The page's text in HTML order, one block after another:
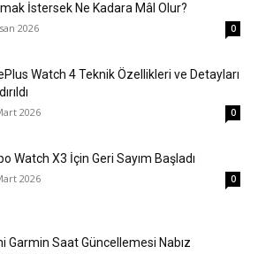
İstersek Ne Kadara Mâl Olur?
2026 0
Watch 4 Teknik Özellikleri ve Detayları
2026 0
Watch X3 İçin Geri Sayım Başladı
2026 0
Garmin Saat Güncellemesi Nabız